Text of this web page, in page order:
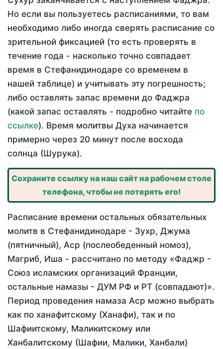
Но если вы пользуетесь расписаниями, то вам
необходимо либо иногда сверять расписание со
зрительной фиксацией (то есть проверять в
течение года - насколько точно совпадает
время в Стефанидинодаре со временем в
нашей таблице) и учитывать эту погрешность;
либо оставлять запас времени до Фаджра
(какой запас оставлять - подробно читайте по
ссылке). Время молитвы Духа начинается
примерно через 20 минут после восхода
солнца (Шурука).
Сохраните ссылку на наш сайт на рабочем столе
телефона, чтобы не потерять его!
Расписание времени остальных обязательных
молитв в Стефанидинодаре - Зухр, Джума
(пятничный), Аср (послеобеденный номоз),
Магриб, Иша - рассчитано по методу «Фаджр -
Союз исламских организаций Франции,
остальные намазы - ДУМ РФ и РТ (совпадают)».
Период проведения намаза Аср можно выбрать
как по ханафитскому (Ханафи), так и по
Шафиитскому, Маликитскому или
Ханбалитскому (Шафии, Малики, Ханбали)